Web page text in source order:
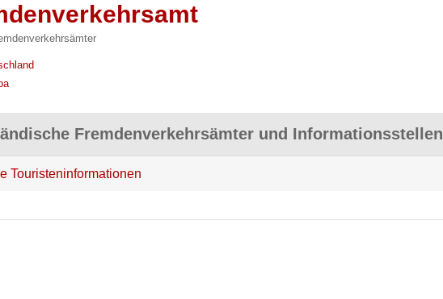
Fremdenverkehrsämter und Informationsstellen
Touristeninformationen